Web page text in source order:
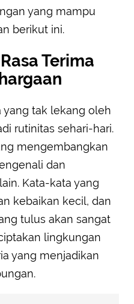
yang mampu
berikut ini.
Terima
yang tak lekang oleh
rutinitas sehari-hari.
mengembangkan
dan
Kata-kata yang
kebaikan kecil, dan
tulus akan sangat
lingkungan
yang menjadikan